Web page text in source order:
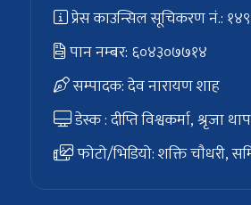
प्रेस काउन्सिल सूचिकरण नं.:
पान नम्बर: ६०४३०७७१४
सम्पादक: देव नारायण शाह
डेस्क : दीप्ति विश्वकर्मा, श्रृजा
फोटो/भिडियो: शक्ति चाैधरी,